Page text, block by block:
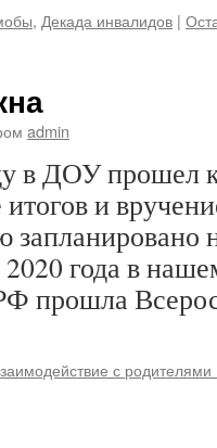
, Декада инвалидов |
admin
в ДОУ прошел
и
2020 года в
прошла
с